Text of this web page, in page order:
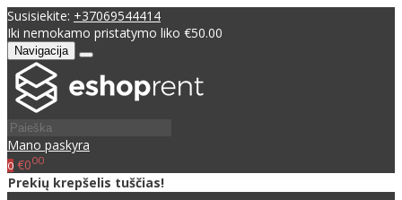
Susisiekite: +37069544414
Iki nemokamo pristatymo liko €50.00
Navigacija
Mano paskyra
0 €000
Prekių krepšelis tuščias!